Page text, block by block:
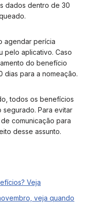
dados dentro de 30
agendar perícia
pelo aplicativo. Caso
do benefício
dias para a nomeação.
todos os benefícios
Para evitar
comunicação para
desse assunto.
Veja
veja quando